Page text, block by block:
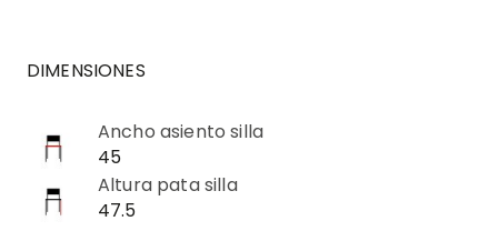
DIMENSIONES
Ancho asiento silla
45
Altura pata silla
47.5